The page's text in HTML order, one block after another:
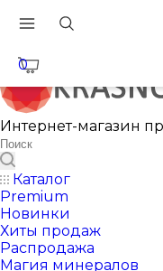
0
Интернет-магазин
Каталог
Premium
Новинки
Хиты продаж
Распродажа
Магия минералов